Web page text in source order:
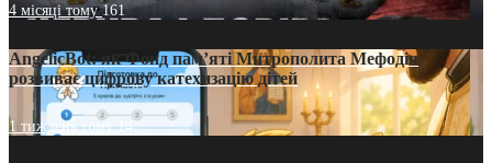
4 місяці тому161
AngelicBot: як Фонд пам’яті Митрополита Мефодія
розвиває цифрову катехизацію дітей
1 тиждень тому14